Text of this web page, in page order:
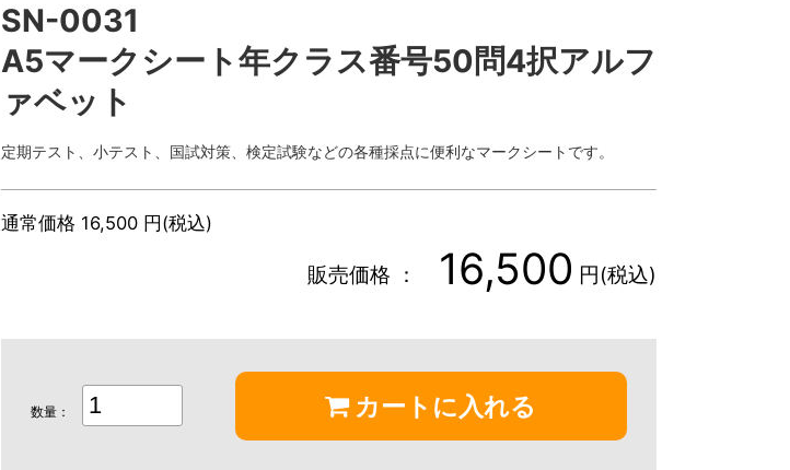
SN-0031
A5マークシート年クラス番号50問4択アルフ
ァベット
定期テスト、小テスト、国試対策、検定試験などの各種採点に便利なマークシートです。
通常価格 16,500 円(税込)
販売価格 ： 16,500 円(税込)
数量： カートに入れる